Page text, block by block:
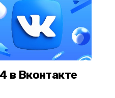
в Вконтакте